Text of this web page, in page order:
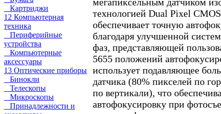
Картриджи
12 Компьютерная
техника
Периферийные
устройства
Компьютерные
аксессуары
13 Оптические приборы
Бинокли
Телескопы
Микроскопы
Принадлежности и
технологией Dual Pixel
обеспечивает точную
благодаря улучшенной
фаз, представляющей
5655 положений
использует подавляющее
датчика (80% пикселей по
по вертикали), что
автофокусировку при